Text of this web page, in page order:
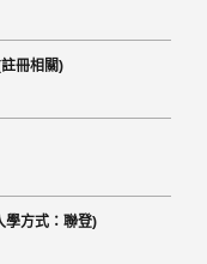
冊相關)
學方式：聯登)